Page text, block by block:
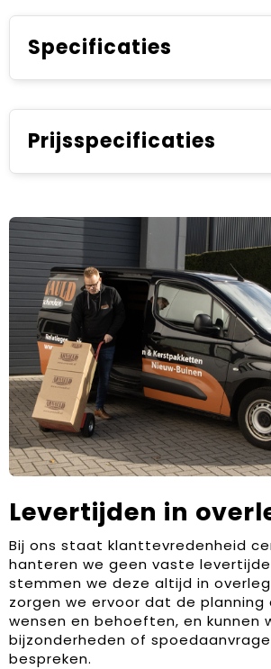
Specificaties
Prijsspecificaties
Levertijden in
Bij ons staat klanttevredenheid
hanteren we geen vaste
stemmen we deze altijd in
zorgen we ervoor dat de planning
wensen en behoeften, en kunnen
bijzonderheden of
bespreken.